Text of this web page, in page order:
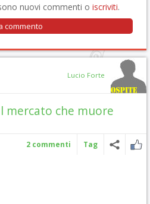
nuovi commenti o iscriviti.
Lucio Forte
mercato che muore
2 commenti Tag